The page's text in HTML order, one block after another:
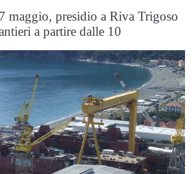
maggio, presidio a Riva Trigoso
a partire dalle 10